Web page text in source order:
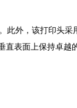
此外，该打印头采
表面上保持卓越